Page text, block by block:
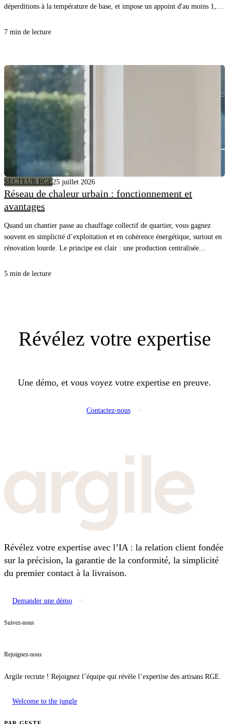
déperditions à la température de base, et impose un appoint d'au moins 1,2
chiffré du DTU lui-même.
7 min de lecture
SECTEUR RGE25 juillet 2026
Réseau de chaleur urbain : fonctionnement et
avantages
Quand un chantier passe au chauffage collectif de quartier, vous gagnez
souvent en simplicité d’exploitation et en cohérence énergétique, surtout en
rénovation lourde. Le principe est clair : une production centralisée
stations et l’équilibrage. Pour vos clients, c’est une facture plus stable et
5 min de lecture
Révélez votre expertise
Une démo, et vous voyez votre expertise en preuve.
Contactez-nous
Révélez votre expertise avec l’IA : la relation client fondée
sur la précision, la garantie de la conformité, la simplicité
du premier contact à la livraison.
Demander une démo
Suivez-nous
Rejoignez-nous
Argile recrute ! Rejoignez l’équipe qui révèle l’expertise des artisans RGE.
Welcome to the jungle